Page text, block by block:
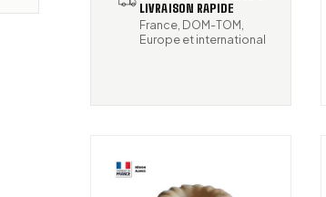
LIVRAISON RAPIDE
France, DOM-TOM,
Europe et international